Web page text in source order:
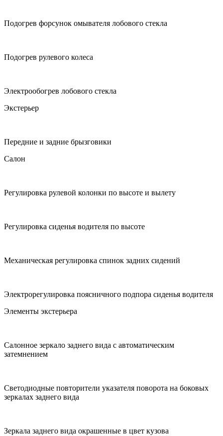
Подогрев форсунок омывателя лобового стекла
Подогрев рулевого колеса
Электрообогрев лобового стекла
Экстерьер
Передние и задние брызговики
Салон
Регулировка рулевой колонки по высоте и вылету
Регулировка сиденья водителя по высоте
Механическая регулировка спинок задних сидений
Электрорегулировка поясничного подпора сиденья водителя
Элементы экстерьера
Салонное зеркало заднего вида с автоматическим
затемнением
Cветодиодные повторители указателя поворота на боковых
зеркалах заднего вида
Зеркала заднего вида окрашенные в цвет кузова